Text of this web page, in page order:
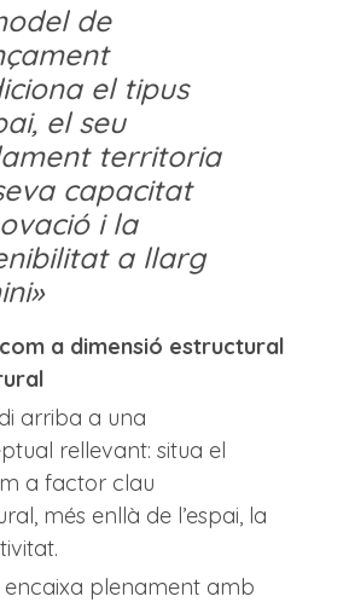
de
el tipus
el seu
territoria
capacitat
i la
a llarg
a dimensió estructural
arriba a una
rellevant: situa el
a factor clau
més enllà de l’espai, la
plenament amb